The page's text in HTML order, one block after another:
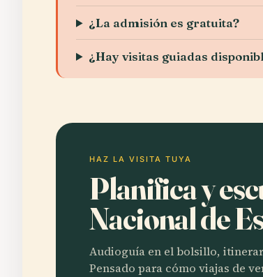
¿La admisión es gratuita?
¿Hay visitas guiadas
HAZ LA VISITA TUYA
Planifica y
Nacional de
Audioguía en el bolsillo,
Pensado para cómo viajas de